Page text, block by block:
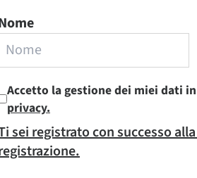
Accetto la gestione dei miei dati
privacy.
sei registrato con successo